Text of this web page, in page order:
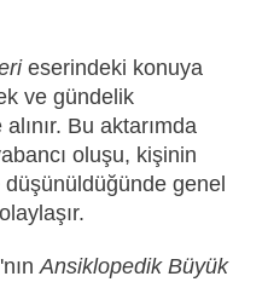
eserindeki konuya
ve gündelik
Bu aktarımda
oluşu, kişinin
genel
Ansiklopedik Büyük